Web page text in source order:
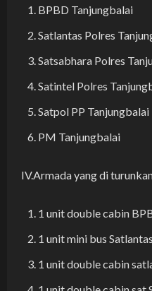
BPBD Tanjungbalai
Satlantas Polres
Satsabhara Polres
Satintel Polres
Satpol PP Tanjungbalai
PM Tanjungbalai
IV.Armada yang di
1 unit double cabin
1 unit mini bus
1 unit double cabin